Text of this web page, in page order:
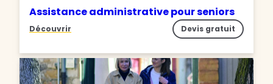
Assistance administrative pour seniors
Découvrir Devis gratuit